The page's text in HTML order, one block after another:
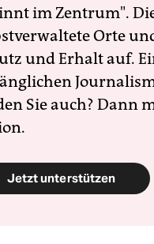
im Zentrum".
Orte
und Erhalt auf.
Sie auch? Dann
Jetzt unterstützen